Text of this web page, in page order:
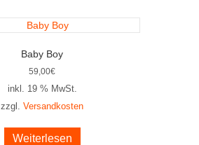
Baby Boy
59,00€
inkl. 19 % MwSt.
zzgl. Versandkosten
Weiterlesen